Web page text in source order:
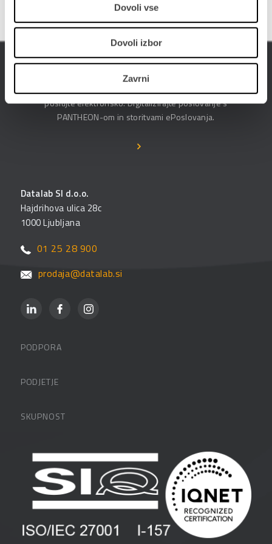
Dovoli vse
Dovoli izbor
Zavrni
ePoslovanje
poslujte elektronsko. Digitalizirajte poslovanje s
PANTHEON-om in storitvami ePoslovanja.
Datalab SI d.o.o.
Hajdrihova ulica 28c
1000 Ljubljana
01 25 28 900
prodaja@datalab.si
PODPORA
FAQ – pogosta vprašanja
PODJETJE
Zaposlitev
Vlagatelji
Pogoji in pogodbe
SKUPNOST
Blog
Spletni seminarji